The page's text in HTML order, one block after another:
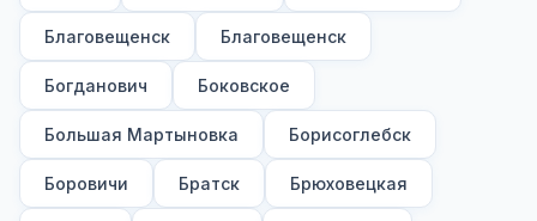
Благовещенск Благовещенск
Богданович Боковское
Большая Мартыновка Борисоглебск
Боровичи Братск Брюховецкая